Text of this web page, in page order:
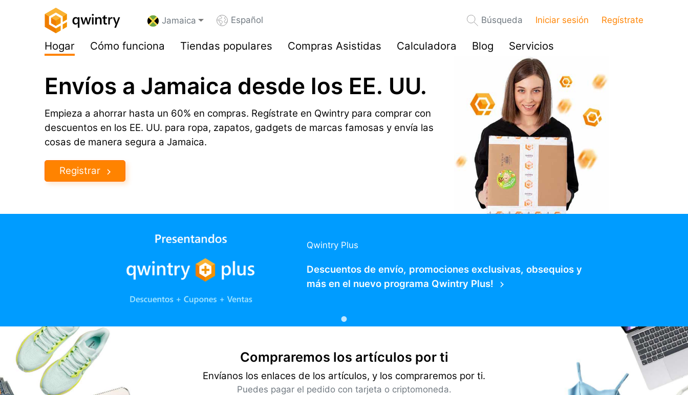
Jamaica Español Búsqueda Iniciar sesión Regístrate
Hogar Cómo funciona Tiendas populares Compras Asistidas Calculadora Blog Servicios
Envíos a Jamaica desde los EE. UU.
Empieza a ahorrar hasta un 60% en compras. Regístrate en Qwintry para comprar con
descuentos en los EE. UU. para ropa, zapatos, gadgets de marcas famosas y envía las
cosas de manera segura a Jamaica.
Registrar
Qwintry Plus
Descuentos de envío, promociones exclusivas, obsequios y
más en el nuevo programa Qwintry Plus!
Compraremos los artículos por ti
Envíanos los enlaces de los artículos, y los compraremos por ti.
Puedes pagar el pedido con tarjeta o criptomoneda.